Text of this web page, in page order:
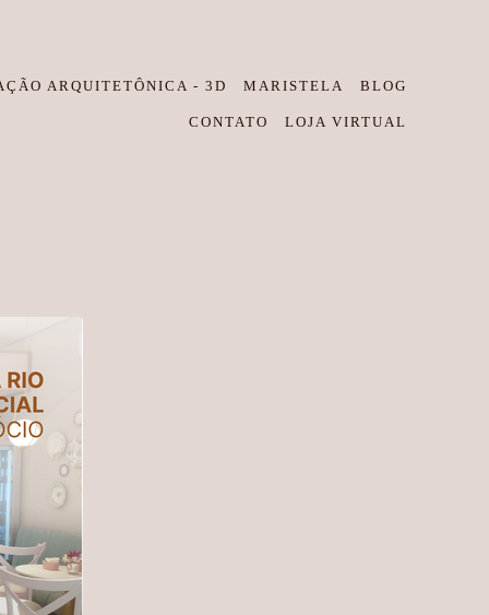
ARQUITETÔNICA - 3D MARISTELA BLOG
CONTATO LOJA VIRTUAL